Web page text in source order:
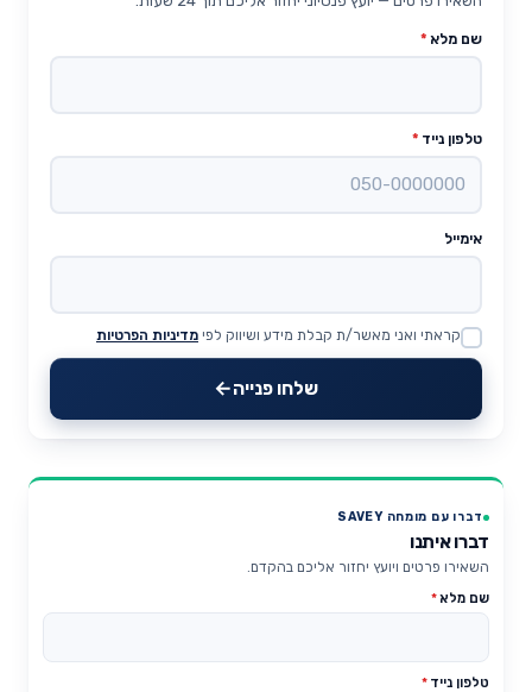
שם מלא *
טלפון נייד *
אימייל
Website
קראתי ואני מאשר/ת קבלת מידע ושיווק לפי מדיניות הפרטיות
שלחו פנייה
דברו עם מומחה SAVEY
דברו איתנו
השאירו פרטים ויועץ יחזור אליכם בהקדם.
שם מלא*
טלפון נייד *